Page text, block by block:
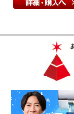
きました。大満足の
スイ
吸引力が三段階で
－容量の割には軽
チを押し続けない